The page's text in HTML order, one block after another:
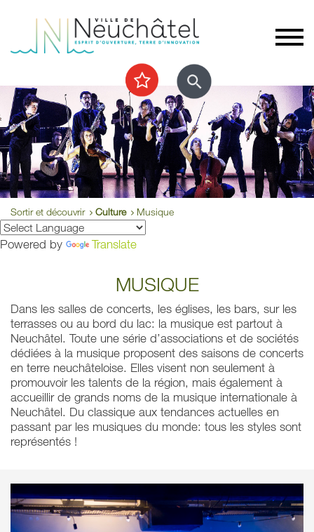
Sortir et découvrir Culture Musique
Powered by Translate
MUSIQUE
Dans les salles de concerts, les églises, les bars, sur les
terrasses ou au bord du lac: la musique est partout à
Neuchâtel. Toute une série d’associations et de sociétés
dédiées à la musique proposent des saisons de concerts
en terre neuchâteloise. Elles visent non seulement à
promouvoir les talents de la région, mais également à
accueillir de grands noms de la musique internationale à
Neuchâtel. Du classique aux tendances actuelles en
passant par les musiques du monde: tous les styles sont
représentés !